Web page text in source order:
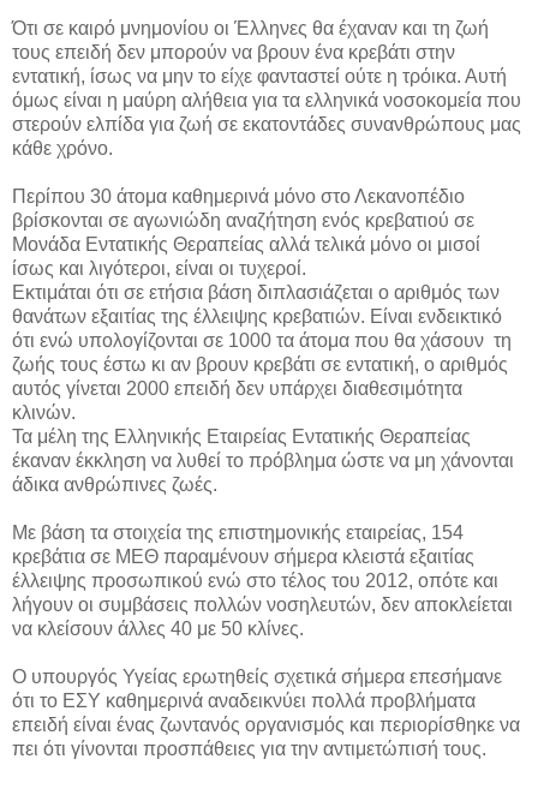
Ότι σε καιρό μνημονίου οι Έλληνες θα έχαναν και τη ζωή
τους επειδή δεν μπορούν να βρουν ένα κρεβάτι στην
εντατική, ίσως να μην το είχε φανταστεί ούτε η τρόικα. Αυτή
όμως είναι η μαύρη αλήθεια για τα ελληνικά νοσοκομεία που
στερούν ελπίδα για ζωή σε εκατοντάδες συνανθρώπους μας
κάθε χρόνο.
Περίπου 30 άτομα καθημερινά μόνο στο Λεκανοπέδιο
βρίσκονται σε αγωνιώδη αναζήτηση ενός κρεβατιού σε
Μονάδα Εντατικής Θεραπείας αλλά τελικά μόνο οι μισοί
ίσως και λιγότεροι, είναι οι τυχεροί.
Εκτιμάται ότι σε ετήσια βάση διπλασιάζεται ο αριθμός των
θανάτων εξαιτίας της έλλειψης κρεβατιών. Είναι ενδεικτικό
ότι ενώ υπολογίζονται σε 1000 τα άτομα που θα χάσουν τη
ζωής τους έστω κι αν βρουν κρεβάτι σε εντατική, ο αριθμός
αυτός γίνεται 2000 επειδή δεν υπάρχει διαθεσιμότητα
κλινών.
Τα μέλη της Ελληνικής Εταιρείας Εντατικής Θεραπείας
έκαναν έκκληση να λυθεί το πρόβλημα ώστε να μη χάνονται
άδικα ανθρώπινες ζωές.
Με βάση τα στοιχεία της επιστημονικής εταιρείας, 154
κρεβάτια σε ΜΕΘ παραμένουν σήμερα κλειστά εξαιτίας
έλλειψης προσωπικού ενώ στο τέλος του 2012, οπότε και
λήγουν οι συμβάσεις πολλών νοσηλευτών, δεν αποκλείεται
να κλείσουν άλλες 40 με 50 κλίνες.
Ο υπουργός Υγείας ερωτηθείς σχετικά σήμερα επεσήμανε
ότι το ΕΣΥ καθημερινά αναδεικνύει πολλά προβλήματα
επειδή είναι ένας ζωντανός οργανισμός και περιορίσθηκε να
πει ότι γίνονται προσπάθειες για την αντιμετώπισή τους.